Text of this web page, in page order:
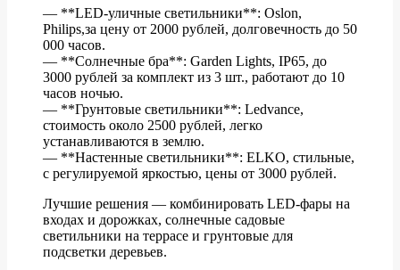
— **LED-уличные светильники**: Oslon,
Philips,за цену от 2000 рублей, долговечность до 50
000 часов.
— **Солнечные бра**: Garden Lights, IP65, до
3000 рублей за комплект из 3 шт., работают до 10
часов ночью.
— **Грунтовые светильники**: Ledvance,
стоимость около 2500 рублей, легко
устанавливаются в землю.
— **Настенные светильники**: ELKO, стильные,
с регулируемой яркостью, цены от 3000 рублей.
Лучшие решения — комбинировать LED-фары на
входах и дорожках, солнечные садовые
светильники на террасе и грунтовые для
подсветки деревьев.